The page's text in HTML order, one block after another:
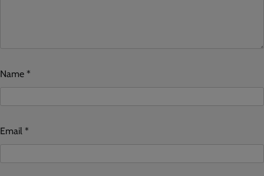
Name *
Email *